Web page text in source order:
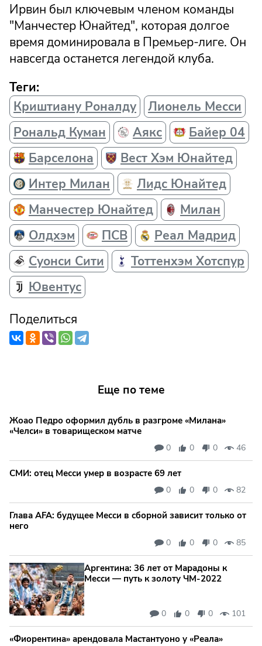
Ирвин был ключевым членом команды
"Манчестер Юнайтед", которая долгое
время доминировала в Премьер-лиге. Он
навсегда останется легендой клуба.
Теги:
Криштиану Роналду
Лионель Месси
Рональд Куман
Аякс
Байер 04
Барселона
Вест Хэм Юнайтед
Интер Милан
Лидс Юнайтед
Манчестер Юнайтед
Милан
Олдхэм
ПСВ
Реал Мадрид
Суонси Сити
Тоттенхэм Хотспур
Ювентус
Поделиться
Еще по теме
Жоао Педро оформил дубль в разгроме «Милана»
«Челси» в товарищеском матче
0 0 0 46
СМИ: отец Месси умер в возрасте 69 лет
0 0 0 82
Глава AFA: будущее Месси в сборной зависит только от
него
0 0 0 85
Аргентина: 36 лет от Марадоны к
Месси — путь к золоту ЧМ‑2022
0 0 0 101
«Фиорентина» арендовала Мастантуоно у «Реала»